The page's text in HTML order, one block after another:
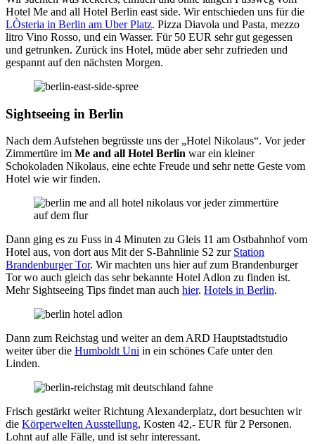
Hotel Me and all Hotel Berlin east side. Wir entschieden uns für die
LÒsteria in Berlin am Uber Platz. Pizza Diavola und Pasta, mezzo
litro Vino Rosso, und ein Wasser. Für 50 EUR sehr gut gegessen
und getrunken. Zurück ins Hotel, müde aber sehr zufrieden und
gespannt auf den nächsten Morgen.
Sightseeing in Berlin
Nach dem Aufstehen begrüsste uns der „Hotel Nikolaus“. Vor jeder
Zimmertüre im Me and all Hotel Berlin war ein kleiner
Schokoladen Nikolaus, eine echte Freude und sehr nette Geste vom
Hotel wie wir finden.
Dann ging es zu Fuss in 4 Minuten zu Gleis 11 am Ostbahnhof vom
Hotel aus, von dort aus Mit der S-Bahnlinie S2 zur Station
Brandenburger Tor. Wir machten uns hier auf zum Brandenburger
Tor wo auch gleich das sehr bekannte Hotel Adlon zu finden ist.
Mehr Sightseeing Tips findet man auch hier. Hotels in Berlin.
Dann zum Reichstag und weiter an dem ARD Hauptstadtstudio
weiter über die Humboldt Uni in ein schönes Cafe unter den
Linden.
Frisch gestärkt weiter Richtung Alexanderplatz, dort besuchten wir
die Körperwelten Ausstellung, Kosten 42,- EUR für 2 Personen.
Lohnt auf alle Fälle, und ist sehr interessant.